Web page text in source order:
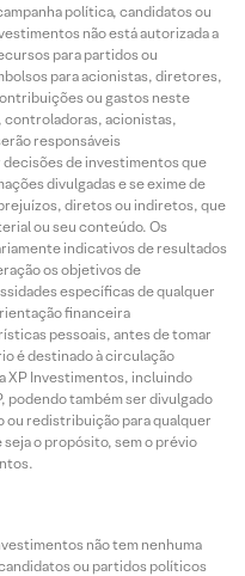
política, candidatos ou
não está autorizada a
para partidos ou
para acionistas, diretores,
ou gastos neste
controladoras, acionistas,
responsáveis
de investimentos que
divulgadas e se exime de
diretos ou indiretos, que
ou seu conteúdo. Os
indicativos de resultados
os objetivos de
específicas de qualquer
financeira
pessoais, antes de tomar
é destinado à circulação
XP Investimentos, incluindo
podendo também ser divulgado
ou redistribuição para qualquer
o propósito, sem o prévio
não tem nenhuma
ou partidos políticos